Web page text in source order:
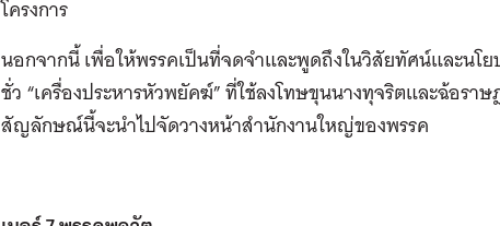
โครงการ
นอกจากนี้ เพื่อให้พรรคเป็นที่จดจำและพูดถึงในวิสัยทัศน์และน
ชั่ว “เครื่องประหารหัวพยัคฆ์” ที่ใช้ลงโทษขุนนางทุจริตและฉ้อราษ
สัญลักษณ์นี้จะนำไปจัดวางหน้าสำนักงานใหญ่ของพรรค